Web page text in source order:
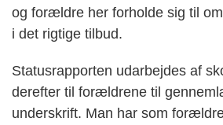
og forældre her forholde sig til
i det rigtige tilbud.
Statusrapporten udarbejdes af
derefter til forældrene til
underskrift. Man har som